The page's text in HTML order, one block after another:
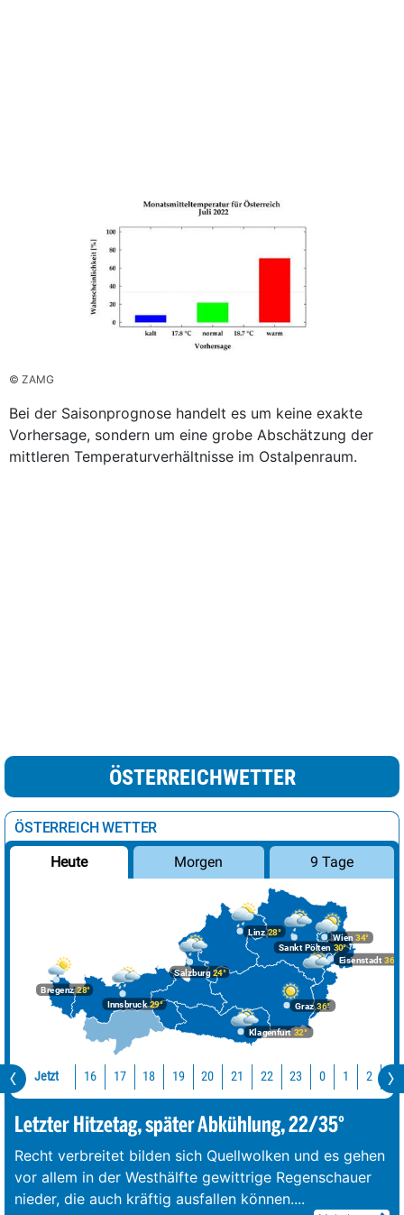
© ZAMG
Bei der Saisonprognose handelt es um keine exakte
Vorhersage, sondern um eine grobe Abschätzung der
mittleren Temperaturverhältnisse im Ostalpenraum.
ÖSTERREICHWETTER
ÖSTERREICH WETTER
Heute Morgen 9 Tage
Bregenz28°
Graz36°
Innsbruck29°
Klagenfurt 32°
Linz28°
Salzburg24°
Wien 34°
Eisenstadt 36°
Sankt Pölten 30°
Jetzt 16 17 18 19 20 21 22 23 0 1 2 3
Letzter Hitzetag, später Abkühlung, 22/35°
Recht verbreitet bilden sich Quellwolken und es gehen
vor allem in der Westhälfte gewittrige Regenschauer
nieder, die auch kräftig ausfallen können....